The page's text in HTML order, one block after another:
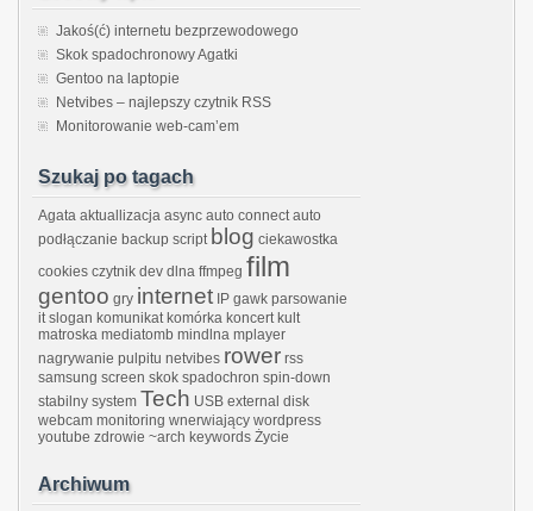
Jakoś(ć) internetu bezprzewodowego
Skok spadochronowy Agatki
Gentoo na laptopie
Netvibes – najlepszy czytnik RSS
Monitorowanie web-cam’em
Szukaj po tagach
Agata aktuallizacja async auto connect auto
podłączanie backup script blog ciekawostka
cookies czytnik dev dlna ffmpeg film
gentoo gry internet IP gawk parsowanie
it slogan komunikat komórka koncert kult
matroska mediatomb mindlna mplayer
nagrywanie pulpitu netvibes rower rss
samsung screen skok spadochron spin-down
stabilny system Tech USB external disk
webcam monitoring wnerwiający wordpress
youtube zdrowie ~arch keywords Życie
Archiwum